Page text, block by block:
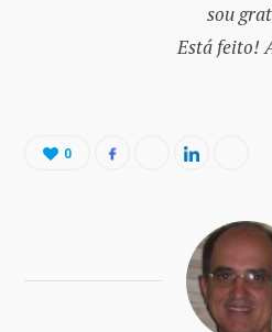
sou
Está feito!
0